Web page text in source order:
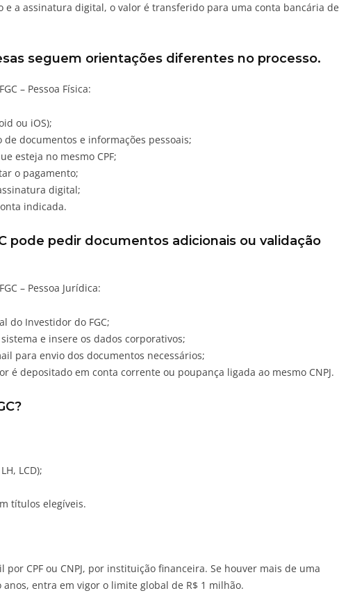
e a assinatura digital, o valor é transferido para uma conta bancária de
seguem orientações diferentes no processo.
– Pessoa Física:
ou iOS);
documentos e informações pessoais;
esteja no mesmo CPF;
o pagamento;
digital;
indicada.
pode pedir documentos adicionais ou validação
– Pessoa Jurídica:
do Investidor do FGC;
e insere os dados corporativos;
para envio dos documentos necessários;
é depositado em conta corrente ou poupança ligada ao mesmo CNPJ.
LCD);
títulos elegíveis.
por CPF ou CNPJ, por instituição financeira. Se houver mais de uma
entra em vigor o limite global de R$ 1 milhão.